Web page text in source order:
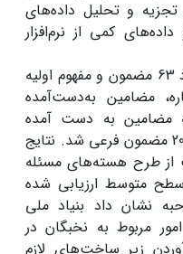
تجزیه و تحلیل داده‌های
کمی از نرم‌افزار
بعد از تجزیه‌وتحلیل داده‌ها تعداد 63 مضمون و مفهوم اولیه
مضامین به‌دست‌آمده
مضامین به دست آمده
پژوهش شامل 3 مضمون اصلی، 20 مضمون فرعی شد. نتایج
از طرح هسته‌های مسئله
متوسط ارزیابی شده
نشان داد بنیاد ملی
مربوط به نخبگان در
زیر ساخت‌های لازم